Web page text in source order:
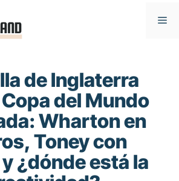
de Inglaterra
del Mundo
Wharton en
Toney con
¿dónde está la